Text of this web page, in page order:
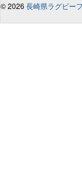
© 2026 長崎県ラグビー